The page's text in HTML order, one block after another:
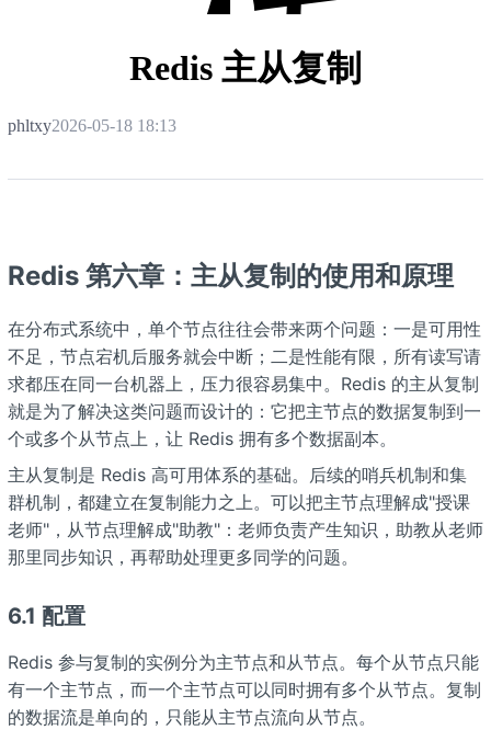
Redis 主从复制
phltxy2026-05-18 18:13
Redis 第六章：主从复制的使用和原理
在分布式系统中，单个节点往往会带来两个问题：一是可用性
不足，节点宕机后服务就会中断；二是性能有限，所有读写请
求都压在同一台机器上，压力很容易集中。Redis 的主从复制
就是为了解决这类问题而设计的：它把主节点的数据复制到一
个或多个从节点上，让 Redis 拥有多个数据副本。
主从复制是 Redis 高可用体系的基础。后续的哨兵机制和集
群机制，都建立在复制能力之上。可以把主节点理解成"授课
老师"，从节点理解成"助教"：老师负责产生知识，助教从老师
那里同步知识，再帮助处理更多同学的问题。
6.1 配置
Redis 参与复制的实例分为主节点和从节点。每个从节点只能
有一个主节点，而一个主节点可以同时拥有多个从节点。复制
的数据流是单向的，只能从主节点流向从节点。